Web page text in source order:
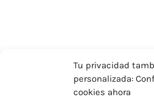
Tu privacidad
personalizada:
cookies ahora